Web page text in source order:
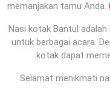
memanjakan tamu Anda.
Nasi kotak Bantul
untuk berbagai acara.
kotak dapat
Selamat menikmati